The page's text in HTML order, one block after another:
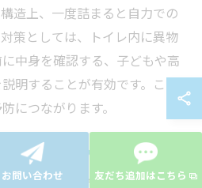
造上、一度詰まると自力での
策としては、トイレ内に異物
中身を確認する、子どもや高
明することが有効です。これ
につながります。
まりのリスク減少
りリスクを下げる有効な方法で
お問い合わせ 友だち追加はこちら